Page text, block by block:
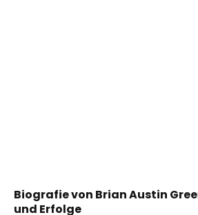
Biografie von Brian Austin
und Erfolge